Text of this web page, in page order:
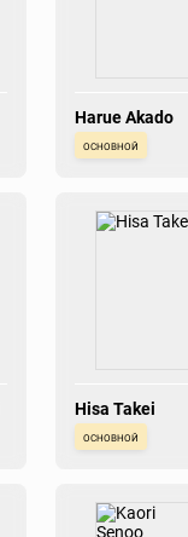
Harue Akado
основной
Hisa Takei
основной